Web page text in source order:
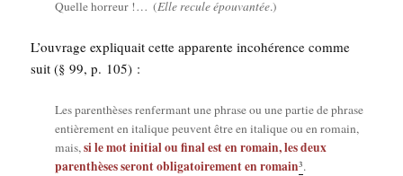
Quelle hor­reur !… (Elle recule épou­van­tée.)
L’ou­vrage expli­quait cette appa­rente inco­hé­rence comme
suit (§ 99, p. 105) :
Les paren­thèses ren­fer­mant une phrase ou une par­tie de phrase
entiè­re­ment en ita­lique peuvent être en ita­lique ou en romain,
mais,si le mot ini­tial ou final est en romain, les deux
paren­thèses seront obli­ga­toi­re­ment en romain3.